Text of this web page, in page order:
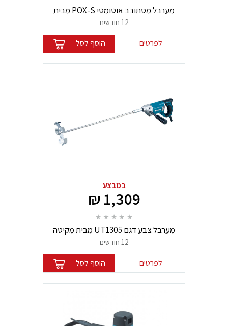
מערבל מסתובב אוטומטי POX-S מבית
Collomix
12 חודשים
לפרטים הוסף לסל
במבצע
1,309 ₪
מערבל צבע דגם UT1305 מבית מקיטה
Makita
12 חודשים
לפרטים הוסף לסל